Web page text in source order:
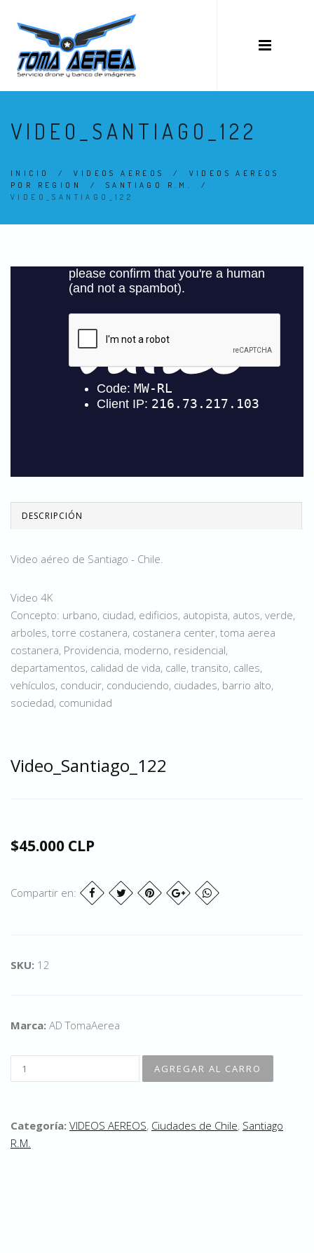
VIDEO_SANTIAGO_122
INICIO /VIDEOS AEREOS / VIDEOS AEREOS
POR REGION
/SANTIAGO R.M.
/
VIDEO_SANTIAGO_122
DESCRIPCIÓN
Video aéreo de Santiago - Chile.
Video 4K
Concepto: urbano, ciudad, edificios, autopista, autos, verde,
arboles, torre costanera, costanera center, toma aerea
costanera, Providencia, moderno, residencial,
departamentos, calidad de vida, calle, transito, calles,
vehículos, conducir, conduciendo, ciudades, barrio alto,
sociedad, comunidad
Video_Santiago_122
$45.000 CLP
Compartir en:
SKU: 12
Marca: AD TomaAerea
Categoría: VIDEOS AEREOS, Ciudades de Chile, Santiago
R.M.